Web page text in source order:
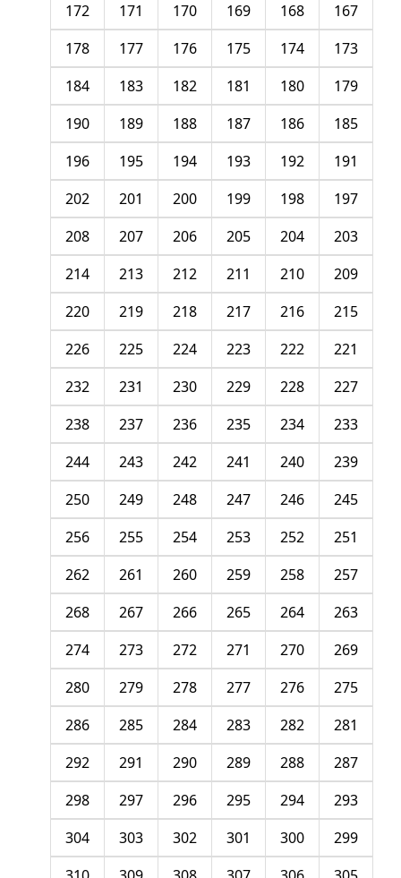
167
168
169
170
171
172
173
174
175
176
177
178
179
180
181
182
183
184
185
186
187
188
189
190
191
192
193
194
195
196
197
198
199
200
201
202
203
204
205
206
207
208
209
210
211
212
213
214
215
216
217
218
219
220
221
222
223
224
225
226
227
228
229
230
231
232
233
234
235
236
237
238
239
240
241
242
243
244
245
246
247
248
249
250
251
252
253
254
255
256
257
258
259
260
261
262
263
264
265
266
267
268
269
270
271
272
273
274
275
276
277
278
279
280
281
282
283
284
285
286
287
288
289
290
291
292
293
294
295
296
297
298
299
300
301
302
303
304